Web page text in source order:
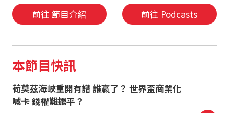
前往 節目介紹 前往 Podcasts
本節目快訊
荷莫茲海峽重開有譜 誰贏了？ 世界盃商業化
喊卡 錢權難擺平？